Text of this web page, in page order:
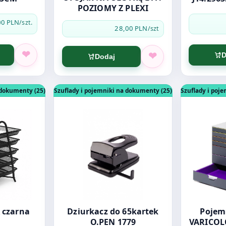
PLN/szt.
POZIOMY Z PLEXI
28,00 PLN/szt
Dodaj
Półka 5A czarna
(25)
czarna
Otwórz produkt: Dziurkacz do 65kartek
Szuflady i pojemniki na dokumenty (25)
Dziurkacz do 65kartek
O.PEN 1779
Otwórz
Szuflady i
Pojemnik